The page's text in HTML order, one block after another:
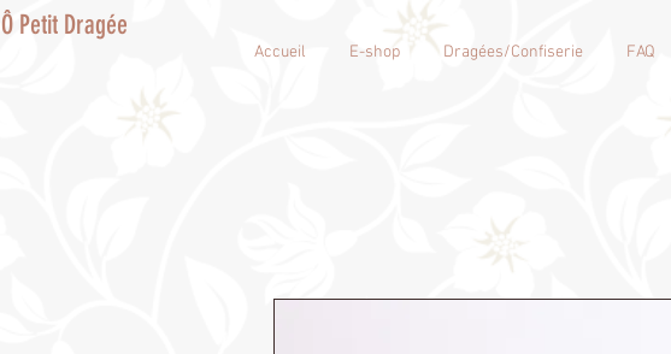
Ô Petit Dragée
Accueil E-shop Dragées/Confiserie FAQ